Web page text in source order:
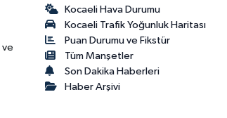
ve
Kocaeli Hava Durumu
Kocaeli Trafik Yoğunluk Haritası
Puan Durumu ve Fikstür
Tüm Manşetler
Son Dakika Haberleri
Haber Arşivi